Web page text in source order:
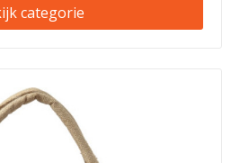
categorie